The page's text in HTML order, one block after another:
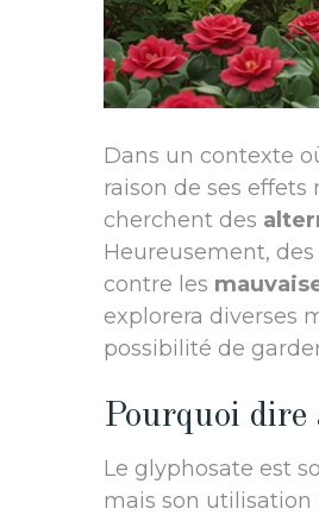
Dans un contexte
raison de ses
cherchent des
Heureusement,
contre les
explorera diverses
possibilité de
Pourquoi dire
Le glyphosate est
mais son utilisation